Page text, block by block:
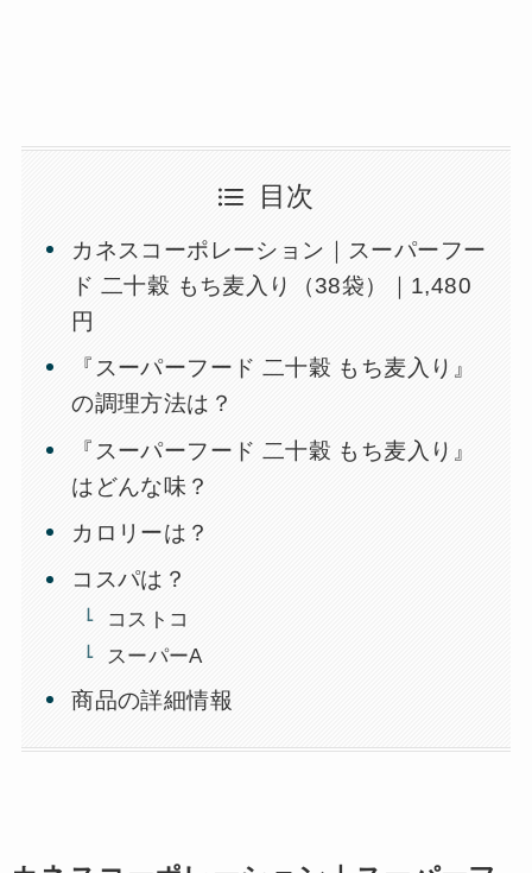
目次
カネスコーポレーション｜スーパーフー
ド 二十穀 もち麦入り（38袋）｜1,480
円
『スーパーフード 二十穀 もち麦入り』
の調理方法は？
『スーパーフード 二十穀 もち麦入り』
はどんな味？
カロリーは？
コスパは？
コストコ
スーパーA
商品の詳細情報